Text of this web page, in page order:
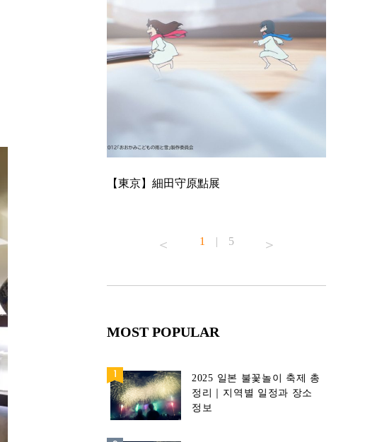
【東京】細田守原點展
1 | 5
MOST POPULAR
2025 일본 불꽃놀이 축제 총
정리｜지역별 일정과 장소
정보